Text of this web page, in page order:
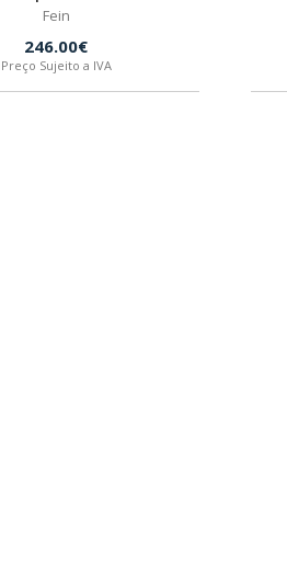
Fein
246.00€
Preço Sujeito a IVA